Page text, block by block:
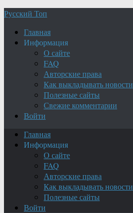
Русский Топ
Главная
Информация
О сайте
FAQ
Авторские права
Как выкладывать новости
Полезные сайты
Свежие комментарии
Войти
Главная
Информация
О сайте
FAQ
Авторские права
Как выкладывать новости
Полезные сайты
Войти